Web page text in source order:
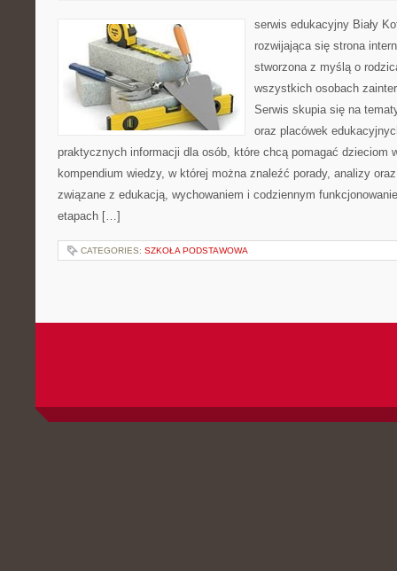
serwis edukacyjny Biały
rozwijająca się strona
stworzona z myślą o
wszystkich osobach
Serwis skupia się na
oraz placówek
praktycznych informacji dla osób, które chcą pomagać dzieciom
kompendium wiedzy, w której można znaleźć porady, analizy
związane z edukacją, wychowaniem i codziennym
etapach […]
CATEGORIES: SZKOŁA PODSTAWOWA